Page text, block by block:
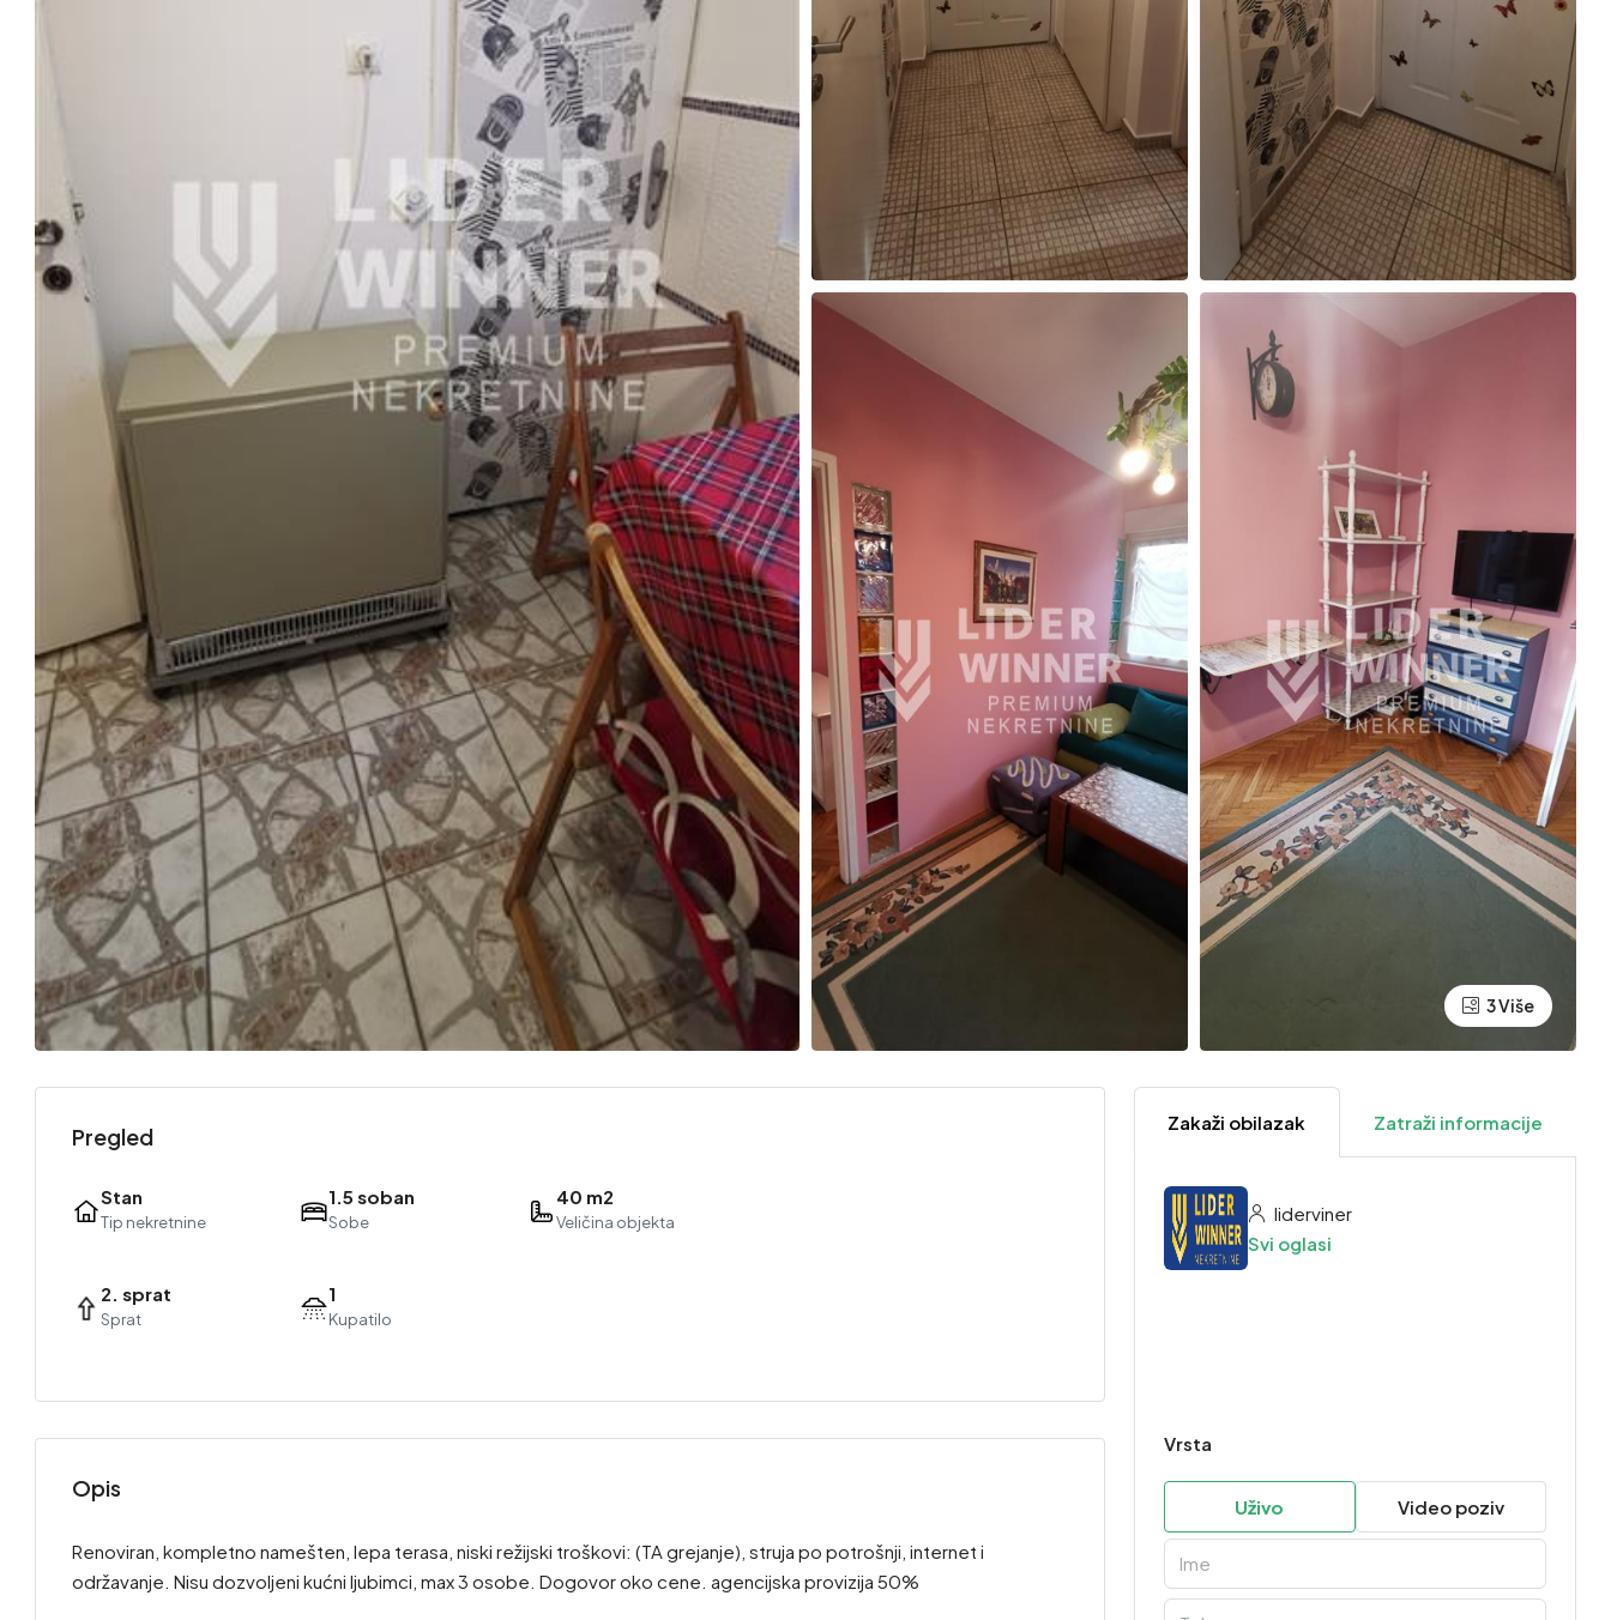
3 Više
Pregled
Stan
Tip nekretnine
1.5 soban
Sobe
40 m2
Veličina objekta
2. sprat
Sprat
1
Kupatilo
Opis
Renoviran, kompletno namešten, lepa terasa, niski režijski troškovi: (TA grejanje), struja po potrošnji, internet i
održavanje. Nisu dozvoljeni kućni ljubimci, max 3 osobe. Dogovor oko cene. agencijska provizija 50%
Zakaži obilazak Zatraži informacije
liderviner
Svi oglasi
Vrsta
Uživo Video poziv